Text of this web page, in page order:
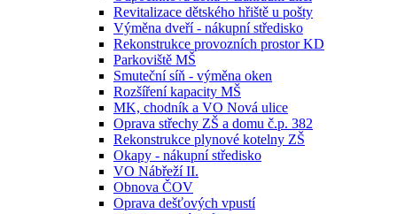
Revitalizace dětského hřiště u pošty
Výměna dveří - nákupní středisko
Rekonstrukce provozních prostor KD
Parkoviště MŠ
Smuteční síň - výměna oken
Rozšíření kapacity MŠ
MK, chodník a VO Nová ulice
Oprava střechy ZŠ a domu č.p. 382
Rekonstrukce plynové kotelny ZŠ
Okapy - nákupní středisko
VO Nábřeží II.
Obnova ČOV
Oprava dešťových vpustí